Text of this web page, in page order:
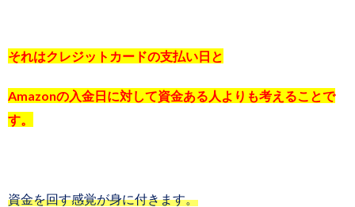
それはクレジットカードの支払い日と
Amazonの入金日に対して資金ある人よりも考えることで
す。
資金を回す感覚が身に付きます。